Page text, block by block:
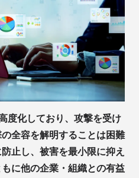
化しており、攻撃を受け
全容を解明することは困難
止し、被害を最小限に抑え
に他の企業・組織との有益